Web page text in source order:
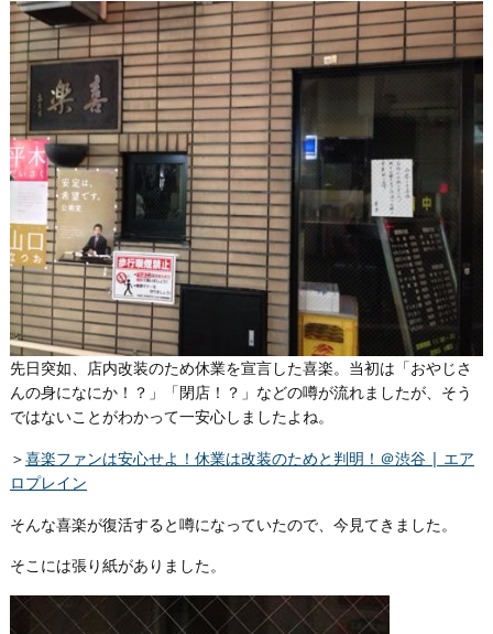
先日突如、店内改装のため休業を宣言した喜楽。当初は「おやじさ
んの身になにか！？」「閉店！？」などの噂が流れましたが、そう
ではないことがわかって一安心しましたよね。
＞喜楽ファンは安心せよ！休業は改装のためと判明！＠渋谷 | エア
ロプレイン
そんな喜楽が復活すると噂になっていたので、今見てきました。
そこには張り紙がありました。